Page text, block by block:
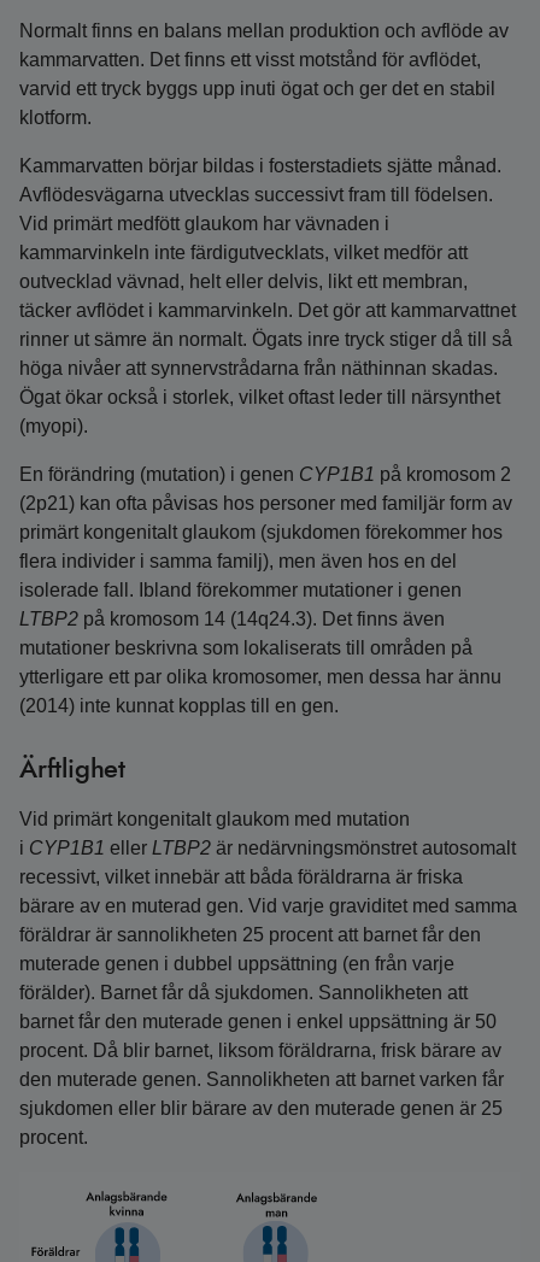
Normalt finns en balans mellan produktion och avflöde av
kammarvatten. Det finns ett visst motstånd för avflödet,
varvid ett tryck byggs upp inuti ögat och ger det en stabil
klotform.
Kammarvatten börjar bildas i fosterstadiets sjätte månad.
Avflödesvägarna utvecklas successivt fram till födelsen.
Vid primärt medfött glaukom har vävnaden i
kammarvinkeln inte färdigutvecklats, vilket medför att
outvecklad vävnad, helt eller delvis, likt ett membran,
täcker avflödet i kammarvinkeln. Det gör att kammarvattnet
rinner ut sämre än normalt. Ögats inre tryck stiger då till så
höga nivåer att synnervstrådarna från näthinnan skadas.
Ögat ökar också i storlek, vilket oftast leder till närsynthet
(myopi).
En förändring (mutation) i genen CYP1B1 på kromosom 2
(2p21) kan ofta påvisas hos personer med familjär form av
primärt kongenitalt glaukom (sjukdomen förekommer hos
flera individer i samma familj), men även hos en del
isolerade fall. Ibland förekommer mutationer i genen
LTBP2 på kromosom 14 (14q24.3). Det finns även
mutationer beskrivna som lokaliserats till områden på
ytterligare ett par olika kromosomer, men dessa har ännu
(2014) inte kunnat kopplas till en gen.
Ärftlighet
Vid primärt kongenitalt glaukom med mutation
i CYP1B1 eller LTBP2 är nedärvningsmönstret autosomalt
recessivt, vilket innebär att båda föräldrarna är friska
bärare av en muterad gen. Vid varje graviditet med samma
föräldrar är sannolikheten 25 procent att barnet får den
muterade genen i dubbel uppsättning (en från varje
förälder). Barnet får då sjukdomen. Sannolikheten att
barnet får den muterade genen i enkel uppsättning är 50
procent. Då blir barnet, liksom föräldrarna, frisk bärare av
den muterade genen. Sannolikheten att barnet varken får
sjukdomen eller blir bärare av den muterade genen är 25
procent.